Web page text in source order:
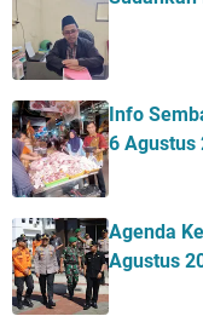
Info
6 Agustus
Agenda
Agustus